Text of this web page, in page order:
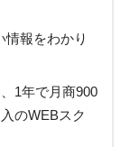
情報をわかり
1年で月商900
のWEBスク